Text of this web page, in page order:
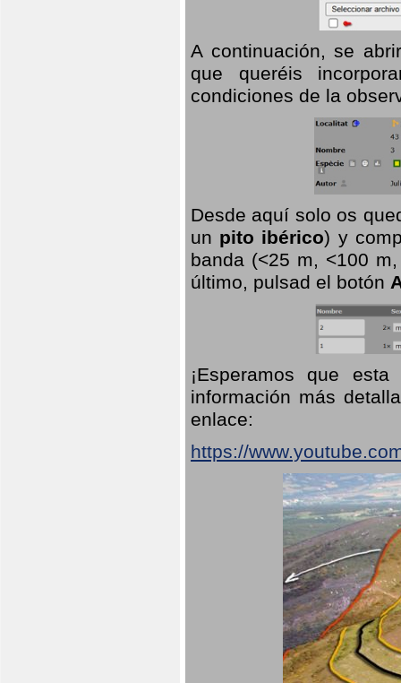
A continuación, se
que queréis
condiciones de la
Desde aquí solo os
un pito ibérico) y
banda (<25 m, <100
último, pulsad el botón
¡Esperamos que
información más
enlace:
https://